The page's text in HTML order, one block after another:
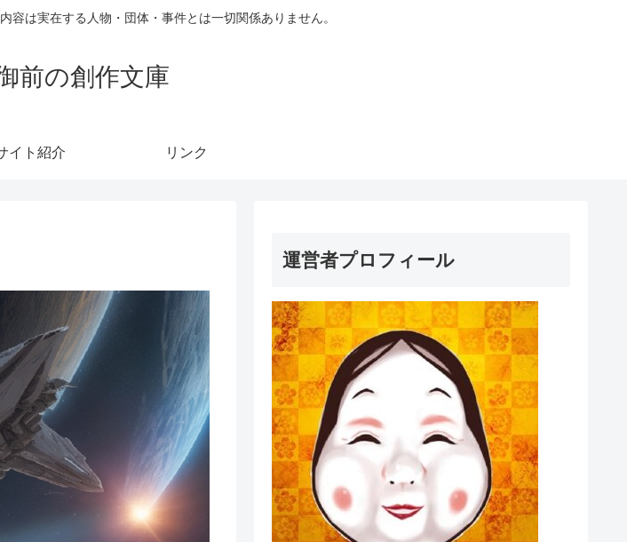
容は実在する人物・団体・事件とは一切関係ありません。
前の創作文庫
イト紹介 リンク
運営者プロフィール